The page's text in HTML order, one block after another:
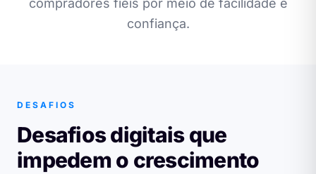
compradores fiéis por meio de facilidade e
confiança.
DESAFIOS
Desafios digitais que
impedem o crescimento